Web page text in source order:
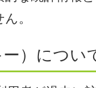
。
ー）につい